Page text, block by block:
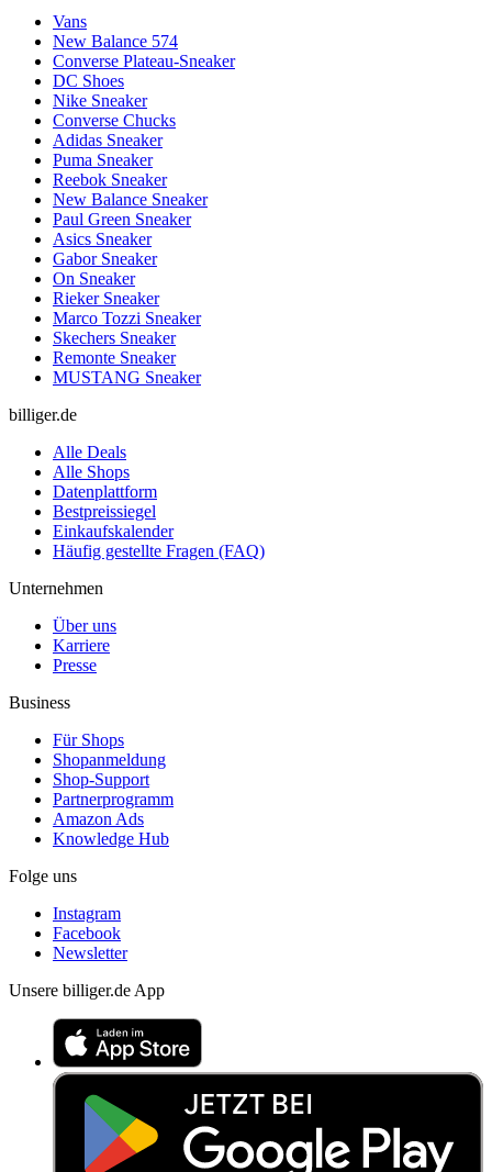
Vans
New Balance 574
Converse Plateau-Sneaker
DC Shoes
Nike Sneaker
Converse Chucks
Adidas Sneaker
Puma Sneaker
Reebok Sneaker
New Balance Sneaker
Paul Green Sneaker
Asics Sneaker
Gabor Sneaker
On Sneaker
Rieker Sneaker
Marco Tozzi Sneaker
Skechers Sneaker
Remonte Sneaker
MUSTANG Sneaker
billiger.de
Alle Deals
Alle Shops
Datenplattform
Bestpreissiegel
Einkaufskalender
Häufig gestellte Fragen (FAQ)
Unternehmen
Über uns
Karriere
Presse
Business
Für Shops
Shopanmeldung
Shop-Support
Partnerprogramm
Amazon Ads
Knowledge Hub
Folge uns
Instagram
Facebook
Newsletter
Unsere billiger.de App